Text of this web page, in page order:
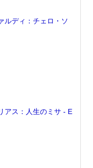
ルディ：チェロ・ソ
アス：人生のミサ - E